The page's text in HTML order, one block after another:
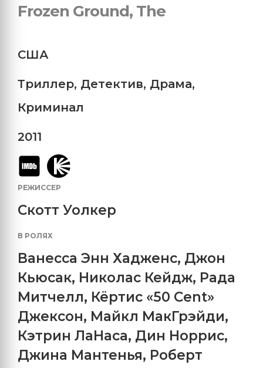
Frozen Ground, The
США
Триллер, Детектив, Драма,
Криминал
2011
РЕЖИССЕР
Скотт Уолкер
В РОЛЯХ
Ванесса Энн Хадженс, Джон
Кьюсак, Николас Кейдж, Рада
Митчелл, Кёртис «50 Cent»
Джексон, Майкл МакГрэйди,
Кэтрин ЛаНаса, Дин Норрис,
Джина Мантенья, Роберт